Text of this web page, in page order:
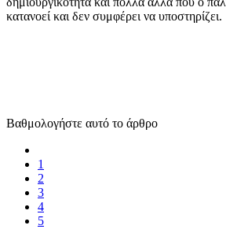
κατανοεί και δεν συμφέρει να υποστηρίζει.
Βαθμολογήστε αυτό το άρθρο
1
2
3
4
5